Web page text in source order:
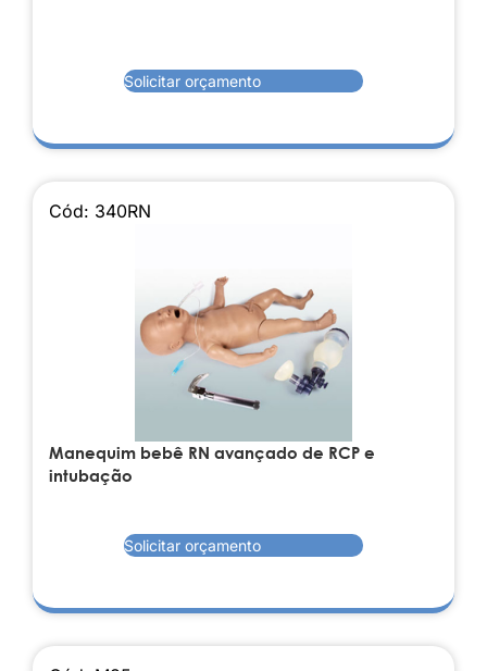
Solicitar orçamento
Cód: 340RN
Manequim bebê RN avançado de RCP e
intubação
Solicitar orçamento